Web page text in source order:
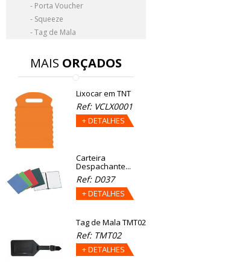
- Porta Voucher
- Squeeze
- Tag de Mala
MAIS ORÇADOS
Lixocar em TNT
Ref: VCLX0001
+ DETALHES
Carteira
Despachante...
Ref: D037
+ DETALHES
Tag de Mala TMT02
Ref: TMT02
+ DETALHES